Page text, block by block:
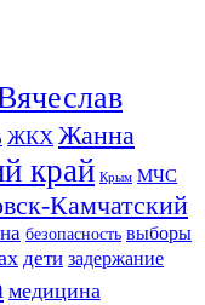
ЖКХ Жанна
край Крым МЧС
Камчатский
безопасность выборы
дети задержание
медицина